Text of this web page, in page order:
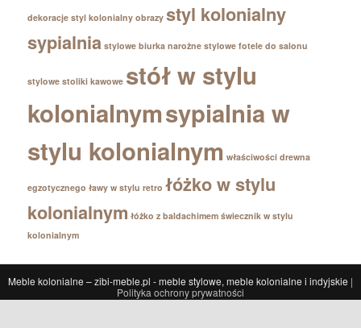
dekoracje styl kolonialny obrazy styl kolonialny
sypialnia stylowe biurka narożne stylowe fotele do salonu
stylowe stoliki kawowe stół w stylu
kolonialnymsypialnia w
stylu kolonialnym właściwości drewna
egzotycznego ławy w stylu retro łóżko w stylu
kolonialnym łóżko z baldachimem świecznik w stylu
kolonialnym
Meble kolonialne – zibi-meble.pl - meble stylowe, meble kolonialne i indyjskie |
Polityka ochrony prywatności